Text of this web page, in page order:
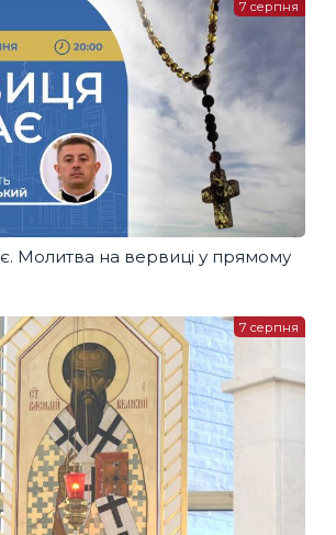
Молитва на вервиці у прямому
7 серпня
7 серпня